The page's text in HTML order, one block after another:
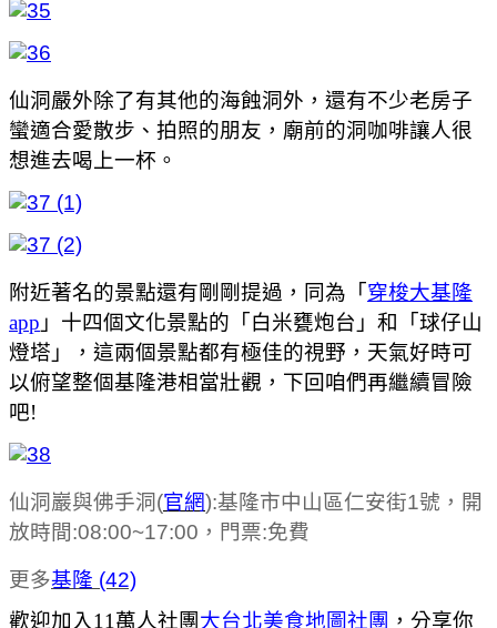
仙洞嚴外除了有其他的海蝕洞外，還有不少老房子
蠻適合愛散步、拍照的朋友，廟前的洞咖啡讓人很
想進去喝上一杯。
附近著名的景點還有剛剛提過，同為「 穿梭大基隆
app 」十四個文化景點的「白米甕炮台」和「球仔山
燈塔」，這兩個景點都有極佳的視野，天氣好時可
以俯望整個基隆港相當壯觀，下回咱們再繼續冒險
吧!
仙洞巖與佛手洞(官網):基隆市中山區仁安街1號，開
放時間:08:00~17:00，門票:免費
更多基隆 (42)
歡迎加入11萬人社團 大台北美食地圖社團 ， 分享你